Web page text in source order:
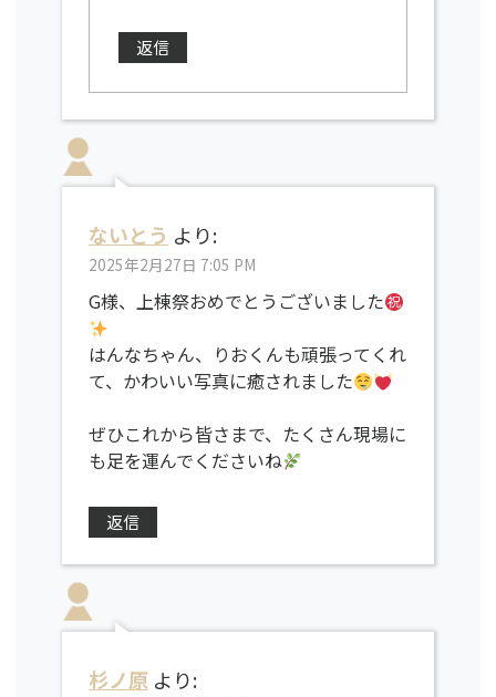
返信
ないとう より:
2025年2月27日 7:05 PM
G様、上棟祭おめでとうございました
はんなちゃん、りおくんも頑張ってくれ
て、かわいい写真に癒されました
ぜひこれから皆さまで、たくさん現場に
も足を運んでくださいね
返信
杉ノ原 より: